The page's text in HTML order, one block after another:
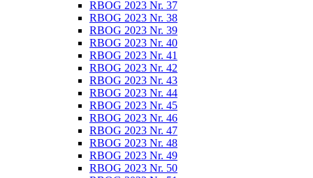
RBOG 2023 Nr. 37
RBOG 2023 Nr. 38
RBOG 2023 Nr. 39
RBOG 2023 Nr. 40
RBOG 2023 Nr. 41
RBOG 2023 Nr. 42
RBOG 2023 Nr. 43
RBOG 2023 Nr. 44
RBOG 2023 Nr. 45
RBOG 2023 Nr. 46
RBOG 2023 Nr. 47
RBOG 2023 Nr. 48
RBOG 2023 Nr. 49
RBOG 2023 Nr. 50